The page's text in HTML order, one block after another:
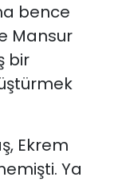
bence
Mansur
bir
Ekrem
Ya